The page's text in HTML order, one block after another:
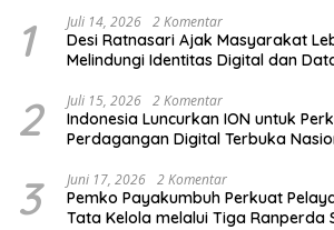
1 Juli 14, 2026 2 Komentar
Desi Ratnasari Ajak Masyarakat
Melindungi Identitas Digital dan
2 Juli 15, 2026 2 Komentar
Indonesia Luncurkan ION untuk
Perdagangan Digital Terbuka
3 Juni 17, 2026 2 Komentar
Pemko Payakumbuh Perkuat
Tata Kelola melalui Tiga Ranperda